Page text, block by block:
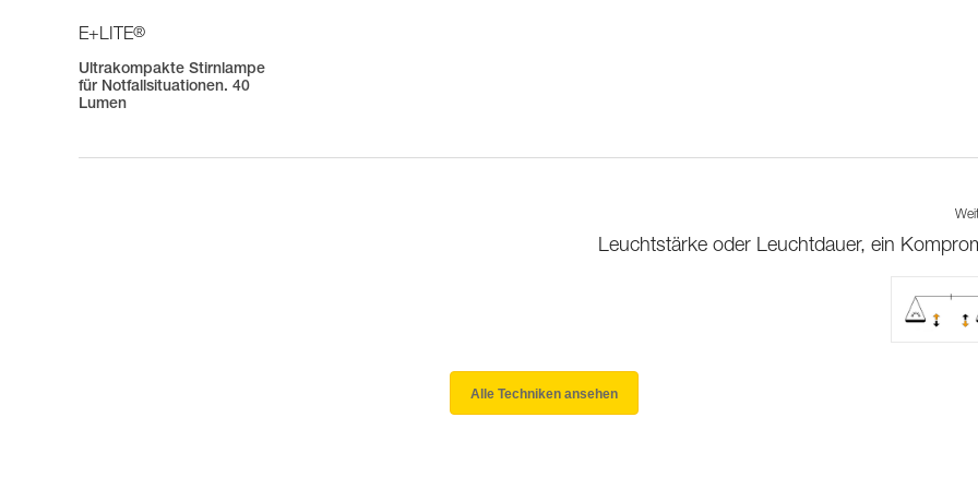
E+LITE®
Ultrakompakte Stirnlampe
für Notfallsituationen. 40
Lumen
Leuchtstärke oder Leuchtdauer, ein
Alle Techniken ansehen